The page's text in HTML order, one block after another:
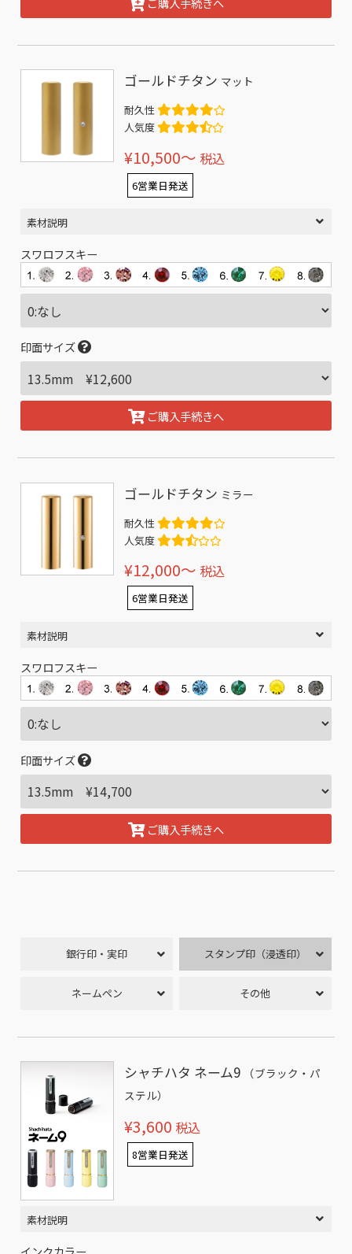
ゴールドチタン マット
耐久性
人気度
¥10,500〜 税込
6営業日発送
素材説明
スワロフスキー
印面サイズ
ご購入手続きへ
ゴールドチタン ミラー
耐久性
人気度
¥12,000〜 税込
6営業日発送
素材説明
スワロフスキー
印面サイズ
ご購入手続きへ
銀行印・実印 スタンプ印（浸透印）
ネームペン その他
シャチハタ ネーム9
（ブラック・パ
ステル）
¥3,600 税込
8営業日発送
素材説明